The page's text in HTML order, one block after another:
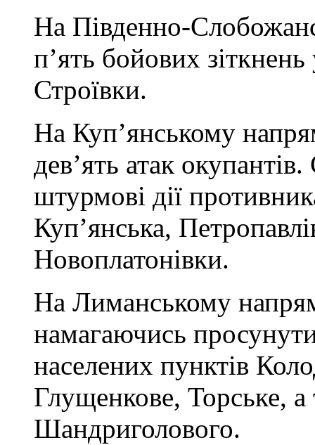
На Південно-
п’ять бойових
Строївки.
На Куп’янському
дев’ять атак
штурмові дії
Куп’янська,
Новоплатонівки.
На Лиманському
намагаючись
населених пунктів
Глущенкове, Торське, а
Шандриголового.